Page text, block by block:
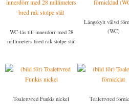
WC-lås till innerdörr med 28
millimeters bred rak stolpe stål
Långskylt välvd
(WC)
Toalettvred Funkis nickel
Toalettvred